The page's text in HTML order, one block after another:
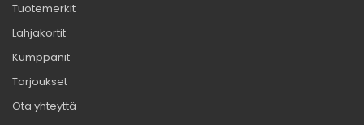
Tuotemerkit
Lahjakortit
Kumppanit
Tarjoukset
Ota yhteyttä